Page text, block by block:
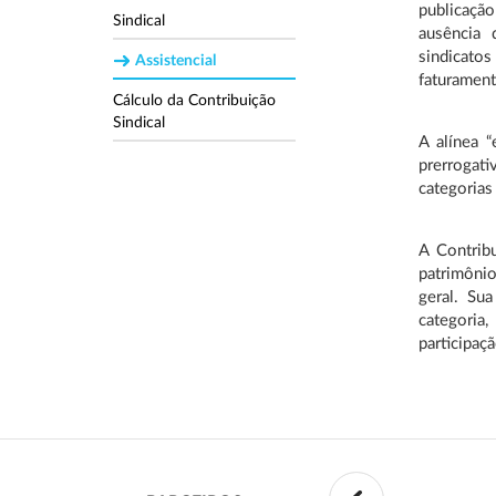
Sindical
Assistencial
Cálculo da Contribuição
Sindical
ausência
A alínea
A
geral.